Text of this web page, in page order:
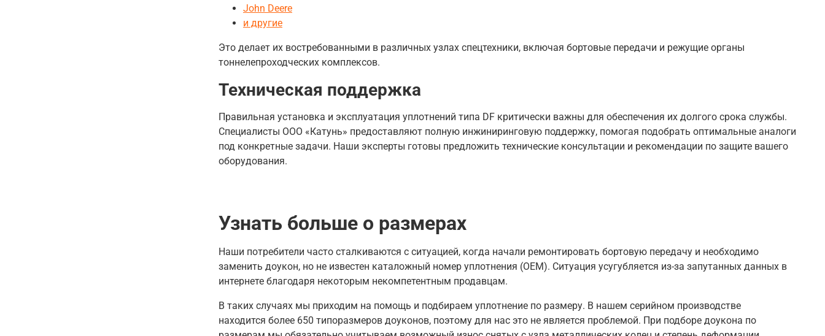
John Deere
и другие
Это делает их востребованными в различных узлах спецтехники, включая бортовые передачи и режущие органы
тоннелепроходческих комплексов.
Техническая поддержка
Правильная установка и эксплуатация уплотнений типа DF критически важны для обеспечения их долгого срока службы.
Специалисты ООО «Катунь» предоставляют полную инжиниринговую поддержку, помогая подобрать оптимальные аналоги
под конкретные задачи. Наши эксперты готовы предложить технические консультации и рекомендации по защите вашего
оборудования.
Узнать больше о размерах
Наши потребители часто сталкиваются с ситуацией, когда начали ремонтировать бортовую передачу и необходимо
заменить доукон, но не известен каталожный номер уплотнения (OEM). Ситуация усугубляется из-за запутанных данных в
интернете благодаря некоторым некомпетентным продавцам.
В таких случаях мы приходим на помощь и подбираем уплотнение по размеру. В нашем серийном производстве
находится более 650 типоразмеров доуконов, поэтому для нас это не является проблемой. При подборе доукона по